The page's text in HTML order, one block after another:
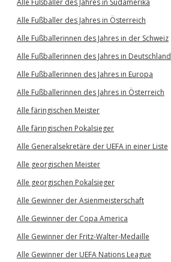
Alle Fußballer des Jahres in Südamerika
Alle Fußballer des Jahres in Österreich
Alle Fußballerinnen des Jahres in der Schweiz
Alle Fußballerinnen des Jahres in Deutschland
Alle Fußballerinnen des Jahres in Europa
Alle Fußballerinnen des Jahres in Österreich
Alle färingischen Meister
Alle färingischen Pokalsieger
Alle Generalsekretäre der UEFA in einer Liste
Alle georgischen Meister
Alle georgischen Pokalsieger
Alle Gewinner der Asienmeisterschaft
Alle Gewinner der Copa America
Alle Gewinner der Fritz-Walter-Medaille
Alle Gewinner der UEFA Nations League